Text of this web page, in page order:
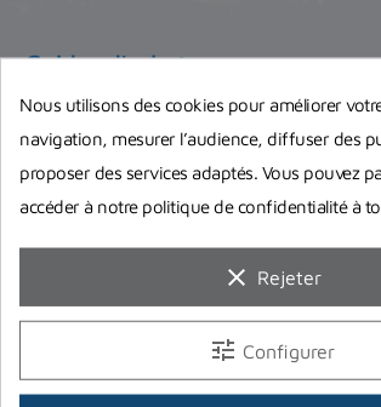
Guides d'achat
Nous utilisons des cookies pour améliorer
navigation, mesurer l’audience, diffuser des
proposer des services adaptés. Vous pouvez
accéder à notre politique de confidentialité à
clear Rejeter
tune Configurer